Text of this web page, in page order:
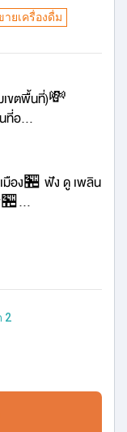
ายเครื่องดื่ม
เขตพื้นที่)💸
ที่อ...
มือง🏪 ฟัง ดู เพลิน
🏪...
2